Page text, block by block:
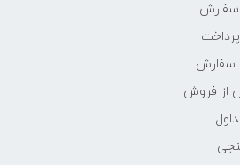
سفارش
سفارش
از فروش